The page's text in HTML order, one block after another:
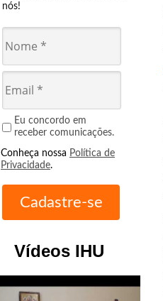
nós!
Eu concordo em
receber comunicações.
Conheça nossa Política de
Privacidade.
Vídeos IHU